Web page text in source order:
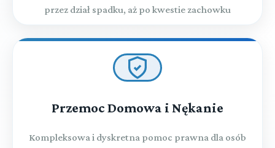
przez dział spadku, aż po kwestie zachowku
Przemoc Domowa i Nękanie
Kompleksowa i dyskretna pomoc prawna dla osób